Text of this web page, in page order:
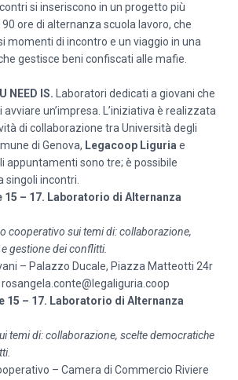
si inseriscono in un progetto più
ore di alternanza scuola lavoro, che
momenti di incontro e un viaggio in una
gestisce beni confiscati alle mafie.
NEED IS.
Laboratori dedicati a giovani che
un’impresa. L’iniziativa è realizzata
di collaborazione tra Università degli
di Genova, Legacoop Liguria e
appuntamenti sono tre; è possibile
singoli incontri.
15 – 17. Laboratorio di Alternanza
cooperativo sui temi di: collaborazione,
gestione dei conflitti.
– Palazzo Ducale, Piazza Matteotti 24r
rosangela.conte@legaliguria.coop
15 – 17. Laboratorio di Alternanza
temi di: collaborazione, scelte democratiche
– Camera di Commercio Riviere